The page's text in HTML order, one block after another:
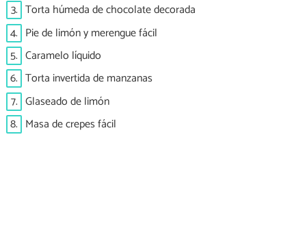
3. Torta húmeda de chocolate decorada
4. Pie de limón y merengue fácil
5. Caramelo líquido
6. Torta invertida de manzanas
7. Glaseado de limón
8. Masa de crepes fácil